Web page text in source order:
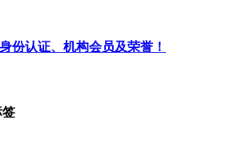
份认证、机构会员及荣誉！